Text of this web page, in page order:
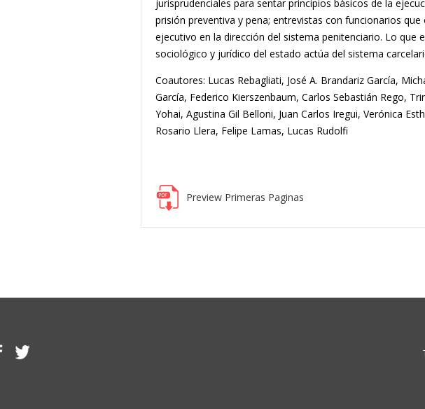
jurisprudenciales para sentar principios básicos de la
prisión preventiva y pena; entrevistas con funcionarios que
ejecutivo en la dirección del sistema penitenciario. Lo que
sociológico y jurídico del estado actúa del sistema
Coautores: Lucas Rebagliati, José A. Brandariz García,
García, Federico Kierszenbaum, Carlos Sebastián Rego,
Yohai, Agustina Gil Belloni, Juan Carlos Iregui, Verónica
Rosario Llera, Felipe Lamas, Lucas Rudolfi
Preview Primeras Paginas